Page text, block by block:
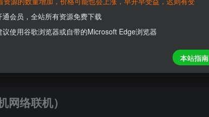
络联机）
通会员，全站所有资源免费下载
议使用谷歌浏览器或自带的Microsoft Edge浏览器
本站指南